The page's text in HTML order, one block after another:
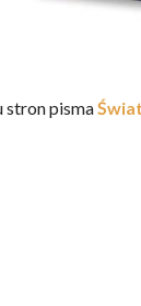
stron pisma